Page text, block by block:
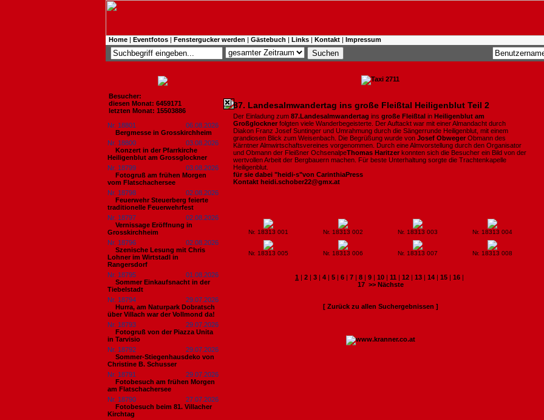
Home | Eventfotos | Fenstergucker werden | Gästebuch | Links | Kontakt | Impressum
Besucher:
diesen Monat: 6459171
letzten Monat: 15503886
Nr. 18801
06.08.2026
Bergmesse in Grosskirchheim
Nr. 18800
03.08.2026
Konzert in der Pfarrkirche
Heiligenblut am Grossglockner
Nr. 18799
03.08.2026
Fotogruß am frühen Morgen
vom Flatschachersee
Nr. 18798
02.08.2026
Feuerwehr Steuerberg feierte
traditionelle Feuerwehrfest
Nr. 18797
02.08.2026
Vernissage Eröffnung in
Grosskirchheim
Nr. 18796
02.08.2026
Szenische Lesung mit Chris
Lohner im Wirtstadl in
Rangersdorf
Nr. 18795
01.08.2026
Sommer Einkaufsnacht in der
Tiebelstadt
Nr. 18794
29.07.2026
Hurra, am Naturpark Dobratsch
über Villach war der Vollmond da!
Nr. 18793
29.07.2026
Fotogruß von der Piazza Unita
in Tarvisio
Nr. 18792
29.07.2026
Sommer-Stiegenhausdeko von
Christine B. Schusser
Nr. 18791
29.07.2026
Fotobesuch am frühen Morgen
am Flatschachersee
Nr. 18790
27.07.2026
Fotobesuch beim 81. Villacher
Kirchtag
87. Landesalmwandertag ins große Fleißtal Heiligenblut Teil 2
Der Einladung zum 87.Landesalmwandertag ins große Fleißtal in Heiligenblut am
Großglockner folgten viele Wanderbegeisterte. Der Auftackt war mit einer Almandacht durch
Diakon Franz Josef Suntinger und Umrahmung durch die Sängerrunde Heiligenblut, mit einem
grandiosen Blick zum Weisenbach. Die Begrüßung wurde von Josef Obweger Obmann des
Kärntner Almwirtschaftsvereines vorgenommen. Durch eine Almvorstellung durch den Organisator
und Obmann der Fleißner OchsenalpeThomas Haritzer konnten sich die Besucher ein Bild von der
wertvollen Arbeit der Bergbauern machen. Für beste Unterhaltung sorgte die Trachtenkapelle
Heiligenblut.
für sie dabei "heidi-s"von CarinthiaPress
Kontakt heidi.schober22@gmx.at
Nr. 18313 001 Nr. 18313 002 Nr. 18313 003 Nr. 18313 004
Nr. 18313 005 Nr. 18313 006 Nr. 18313 007 Nr. 18313 008
1 | 2 | 3 | 4 | 5 | 6 | 7 | 8 | 9 | 10 | 11 | 12 | 13 | 14 | 15 | 16 |
17 >> Nächste
[ Zurück zu allen Suchergebnissen ]